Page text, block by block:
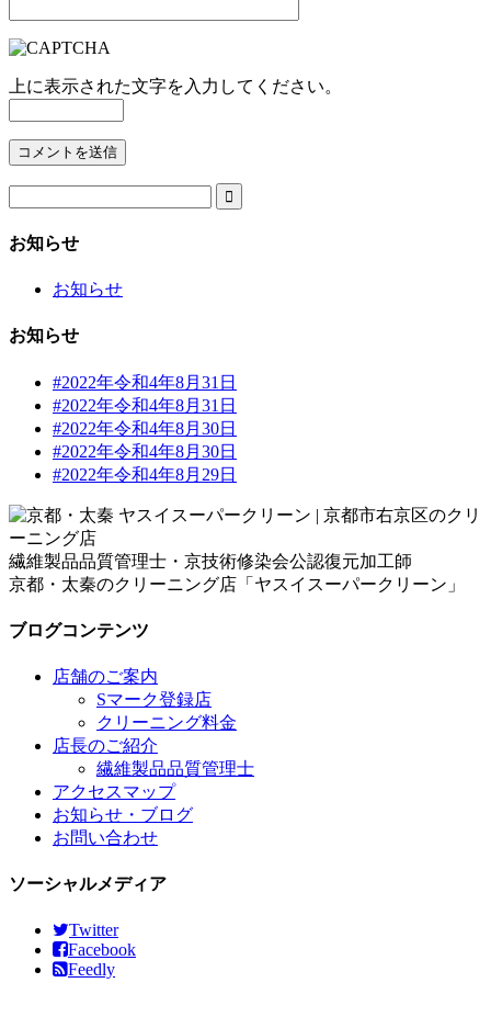
上に表示された文字を入力してください。

お知らせ
お知らせ
お知らせ
#2022年令和4年8月31日
#2022年令和4年8月31日
#2022年令和4年8月30日
#2022年令和4年8月30日
#2022年令和4年8月29日
繊維製品品質管理士・京技術修染会公認復元加工師
京都・太秦のクリーニング店「ヤスイスーパークリーン」
ブログコンテンツ
店舗のご案内
Sマーク登録店
クリーニング料金
店長のご紹介
繊維製品品質管理士
アクセスマップ
お知らせ・ブログ
お問い合わせ
ソーシャルメディア
Twitter
Facebook
Feedly